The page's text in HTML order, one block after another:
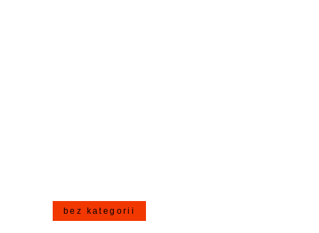
bez kategorii